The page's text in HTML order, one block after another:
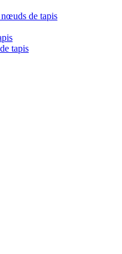
nœuds de tapis
tapis